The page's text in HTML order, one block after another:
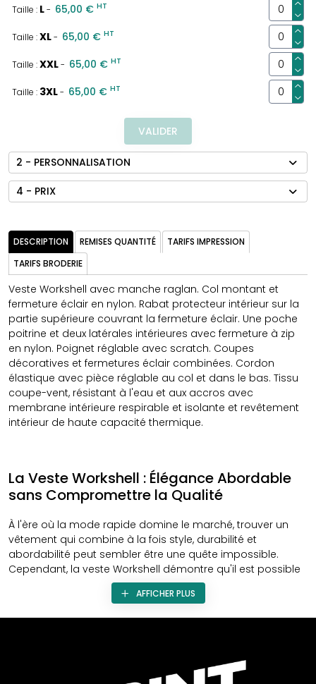
Taille : L- 65,00 € HT
Taille :XL- 65,00 € HT
Taille :XXL- 65,00 € HT
Taille : 3XL- 65,00 € HT
VALIDER
2 - PERSONNALISATION
4 - PRIX
DESCRIPTION REMISES QUANTITÉ
TARIFS IMPRESSION
TARIFS BRODERIE
Veste Workshell avec manche raglan. Col montant et
fermeture éclair en nylon. Rabat protecteur intérieur sur la
partie supérieure couvrant la fermeture éclair. Une poche
poitrine et deux latérales intérieures avec fermeture à zip
en nylon. Poignet réglable avec scratch. Coupes
décoratives et fermetures éclair combinées. Cordon
élastique avec pièce réglable au col et dans le bas. Tissu
coupe-vent, résistant à l'eau et aux accros avec
membrane intérieure respirable et isolante et revêtement
intérieur de haute capacité thermique.
La Veste Workshell : Élégance Abordable
sans Compromettre la Qualité
À l'ère où la mode rapide domine le marché, trouver un
vêtement qui combine à la fois style, durabilité et
abordabilité peut sembler être une quête impossible.
Cependant, la veste Workshell démontre qu'il est possible
d'allier ces trois éléments sans compromis. Cette veste
n'est pas simplement un vêtement ; c'est une déclaration
AFFICHER PLUS